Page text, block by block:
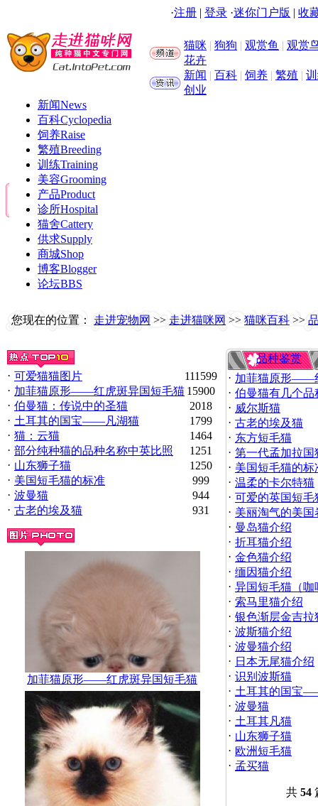
·注册 | 登录 ·迷你门户版 | 收
猫咪 | 狗狗 | 观赏鱼 | 观赏
花卉
新闻 | 百科 | 饲养 | 繁殖 |
创业
新闻News
百科Cyclopedia
饲养Raise
繁殖Breeding
训练Training
美容Grooming
产品Product
诊所Hospital
猫舍Cattery
供求Supply
商城Shop
博客Blogger
论坛BBS
您现在的位置： 走进宠物网 >> 走进猫咪网 >> 猫咪百科 >>
· 可爱猫猫图片
111599
· 加菲猫原形——红虎斑异国短毛猫 15900
· 伯曼猫：传说中的圣猫
2018
· 土耳其的国宝——凡湖猫
1799
· 猫：云猫
1464
· 部分纯种猫的品种名称中英比照
1251
· 山东狮子猫
1250
· 美国短毛猫的标准
999
· 波曼猫
944
· 古老的埃及猫 931
加菲猫原形——红虎斑异国短毛猫
品种鉴赏
· 加菲猫原形——
· 伯曼猫有几个品
· 威尔斯猫
· 古老的埃及猫
· 东方短毛猫
· 第一代孟加拉国
· 美国短毛猫的标
· 温柔的卡尔特猫
· 可爱的英国短毛
· 美丽淘气的美国
· 曼岛猫介绍
· 折耳猫介绍
· 金色猫介绍
· 缅因猫介绍
· 异国短毛猫（咖
· 索马里猫介绍
· 银色渐层金吉拉
· 波斯猫介绍
· 波曼猫介绍
· 日本无尾猫介绍
· 识别波斯猫
· 土耳其的国宝
· 波曼猫
· 土耳其凡猫
· 山东狮子猫
· 欧洲短毛猫
· 孟买猫
共 54